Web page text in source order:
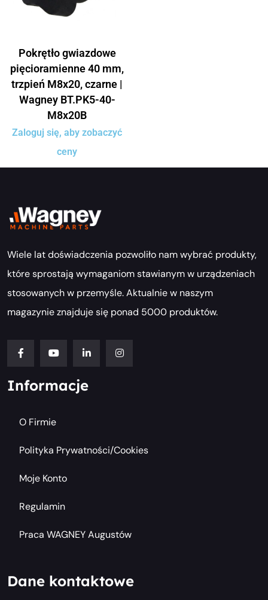
Pokrętło gwiazdowe
pięcioramienne 40 mm,
trzpień M8x20, czarne |
Wagney BT.PK5-40-
M8x20B
Zaloguj się, aby zobaczyć
ceny
Wiele lat doświadczenia pozwoliło nam wybrać produkty,
które sprostają wymaganiom stawianym w urządzeniach
stosowanych w przemyśle. Aktualnie w naszym
magazynie znajduje się ponad 5000 produktów.
Informacje
O Firmie
Polityka Prywatności/cookies
Moje Konto
Regulamin
Praca WAGNEY Augustów
Dane kontaktowe